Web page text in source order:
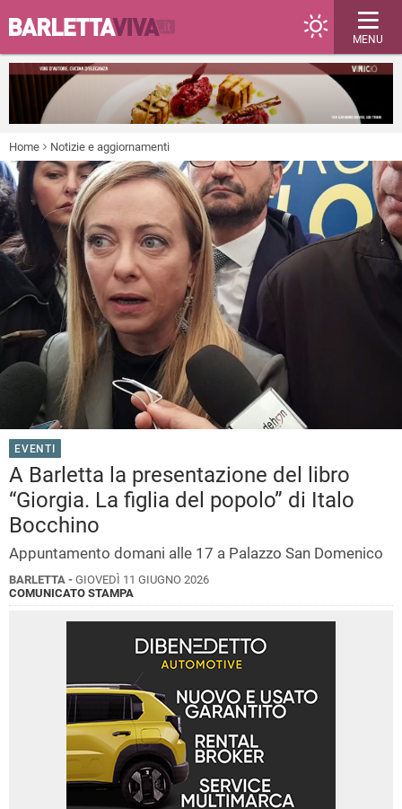
MENU
Home Notizie e aggiornamenti
EVENTI
A Barletta la presentazione del libro
“Giorgia. La figlia del popolo” di Italo
Bocchino
Appuntamento domani alle 17 a Palazzo San Domenico
BARLETTA - GIOVEDÌ 11 GIUGNO 2026
COMUNICATO STAMPA